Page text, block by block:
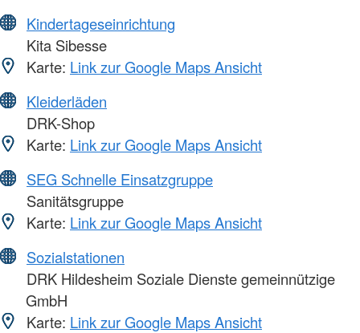
Kindertageseinrichtung
Kita Sibesse
Karte: Link zur Google Maps Ansicht
Kleiderläden
DRK-Shop
Karte: Link zur Google Maps Ansicht
SEG Schnelle Einsatzgruppe
Sanitätsgruppe
Karte: Link zur Google Maps Ansicht
Sozialstationen
DRK Hildesheim Soziale Dienste gemeinnützige
GmbH
Karte: Link zur Google Maps Ansicht